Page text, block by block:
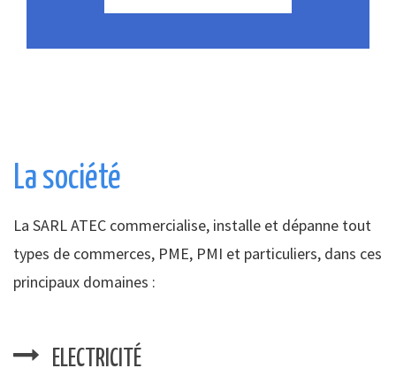
La société
La SARL ATEC commercialise, installe et dépanne tout
types de commerces, PME, PMI et particuliers, dans ces
principaux domaines :
ELECTRICITÉ